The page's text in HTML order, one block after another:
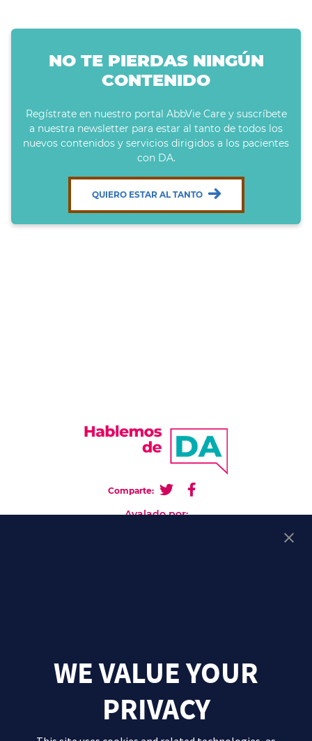
NO TE PIERDAS NINGÚN
CONTENIDO
Regístrate en nuestro portal AbbVie Care y suscríbete
a nuestra newsletter para estar al tanto de todos los
nuevos contenidos y servicios dirigidos a los pacientes
con DA.
QUIERO ESTAR AL TANTO
Comparte:
Avalado por:
WE VALUE YOUR
PRIVACY